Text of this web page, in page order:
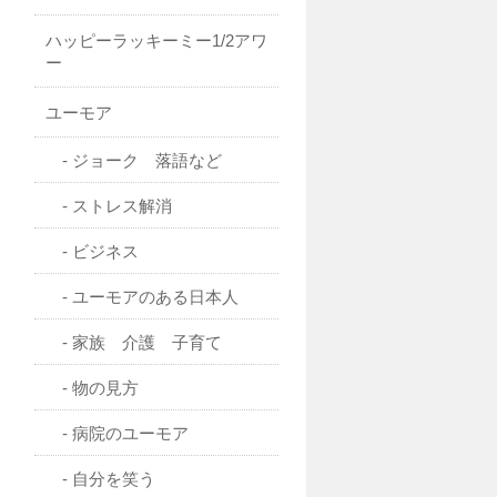
ハッピーラッキーミー1/2アワ
ー
ユーモア
ジョーク 落語など
ストレス解消
ビジネス
ユーモアのある日本人
家族 介護 子育て
物の見方
病院のユーモア
自分を笑う